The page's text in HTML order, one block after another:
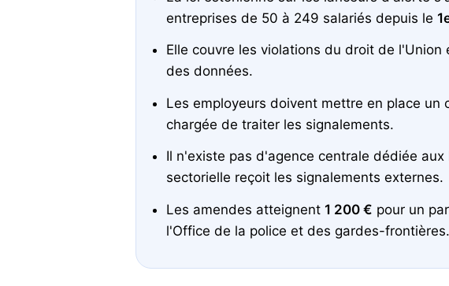
entreprises de 50 à 249 salariés depuis le
Elle couvre les violations du droit de l'Union
des données.
Les employeurs doivent mettre en place
chargée de traiter les signalements.
Il n'existe pas d'agence centrale dédiée
sectorielle reçoit les signalements externes.
Les amendes atteignent 1 200 € pour un
l'Office de la police et des gardes-frontières.